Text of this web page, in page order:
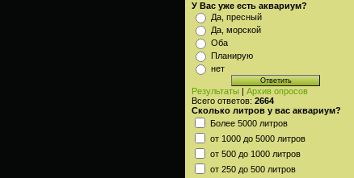
У Вас уже есть аквариум?
Да, пресный
Да, морской
Оба
Планирую
нет
Результаты
Архив опросов
Всего ответов: 2664
Сколько литров у вас аквариум?
Более 5000 литров
от 1000 до 5000 литров
от 500 до 1000 литров
от 250 до 500 литров